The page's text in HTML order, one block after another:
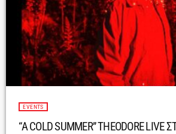
EVENTS
“A COLD SUMMER” THEODORE LIVE